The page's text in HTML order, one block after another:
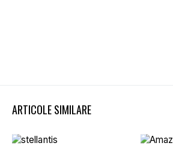
ARTICOLE SIMILARE